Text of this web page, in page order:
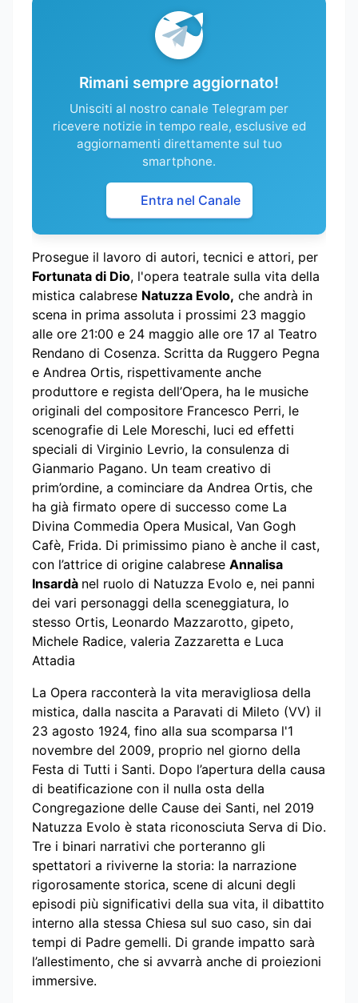
Rimani sempre aggiornato!
Unisciti al nostro canale Telegram per
ricevere notizie in tempo reale, esclusive ed
aggiornamenti direttamente sul tuo
smartphone.
Entra nel Canale
Prosegue il lavoro di autori, tecnici e attori, per
Fortunata di Dio, l'opera teatrale sulla vita della
mistica calabrese Natuzza Evolo, che andrà in
scena in prima assoluta i prossimi 23 maggio
alle ore 21:00 e 24 maggio alle ore 17 al Teatro
Rendano di Cosenza. Scritta da Ruggero Pegna
e Andrea Ortis, rispettivamente anche
produttore e regista dell’Opera, ha le musiche
originali del compositore Francesco Perri, le
scenografie di Lele Moreschi, luci ed effetti
speciali di Virginio Levrio, la consulenza di
Gianmario Pagano. Un team creativo di
prim’ordine, a cominciare da Andrea Ortis, che
ha già firmato opere di successo come La
Divina Commedia Opera Musical, Van Gogh
Cafè, Frida. Di primissimo piano è anche il cast,
con l’attrice di origine calabrese Annalisa
Insardà nel ruolo di Natuzza Evolo e, nei panni
dei vari personaggi della sceneggiatura, lo
stesso Ortis, Leonardo Mazzarotto, gipeto,
Michele Radice, valeria Zazzaretta e Luca
Attadia
La Opera racconterà la vita meravigliosa della
mistica, dalla nascita a Paravati di Mileto (VV) il
23 agosto 1924, fino alla sua scomparsa l'1
novembre del 2009, proprio nel giorno della
Festa di Tutti i Santi. Dopo l’apertura della causa
di beatificazione con il nulla osta della
Congregazione delle Cause dei Santi, nel 2019
Natuzza Evolo è stata riconosciuta Serva di Dio.
Tre i binari narrativi che porteranno gli
spettatori a riviverne la storia: la narrazione
rigorosamente storica, scene di alcuni degli
episodi più significativi della sua vita, il dibattito
interno alla stessa Chiesa sul suo caso, sin dai
tempi di Padre gemelli. Di grande impatto sarà
l’allestimento, che si avvarrà anche di proiezioni
immersive.